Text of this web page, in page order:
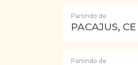
Partindo de
PACAJUS, CE
Partindo de